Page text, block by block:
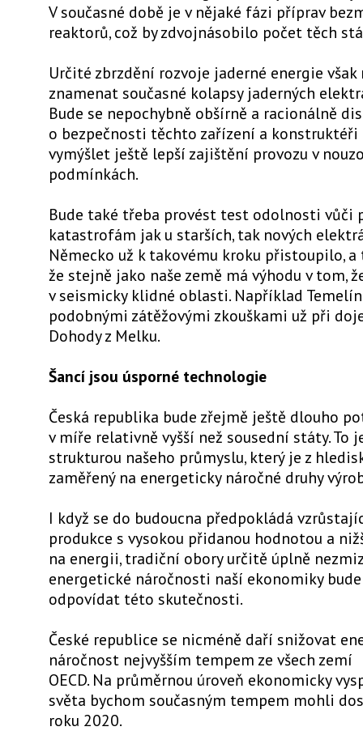
V současné době je v nějaké fázi příprav
reaktorů, což by zdvojnásobilo počet těch
Určité zbrzdění rozvoje jaderné energie však
znamenat současné kolapsy jaderných
Bude se nepochybně obšírně a racionálně
o bezpečnosti těchto zařízení a konstruktéři
vymýšlet ještě lepší zajištění provozu v
podmínkách.
Bude také třeba provést test odolnosti vůči
katastrofám jak u starších, tak nových
Německo už k takovému kroku přistoupilo, a
že stejně jako naše země má výhodu v tom,
v seismicky klidné oblasti. Například
podobnými zátěžovými zkouškami už při
Dohody z Melku.
Šancí jsou úsporné technologie
Česká republika bude zřejmě ještě dlouho
v míře relativně vyšší než sousední státy. To
strukturou našeho průmyslu, který je z
zaměřený na energeticky náročné druhy
I když se do budoucna předpokládá
produkce s vysokou přidanou hodnotou a
na energii, tradiční obory určitě úplně
energetické náročnosti naší ekonomiky
odpovídat této skutečnosti.
České republice se nicméně daří snižovat
náročnost nejvyšším tempem ze všech zemí
OECD. Na průměrnou úroveň ekonomicky
světa bychom současným tempem mohli
roku 2020.